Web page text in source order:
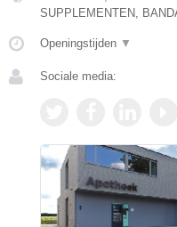
SUPPLEMENTEN,
Openingstijden ▼
Sociale media: